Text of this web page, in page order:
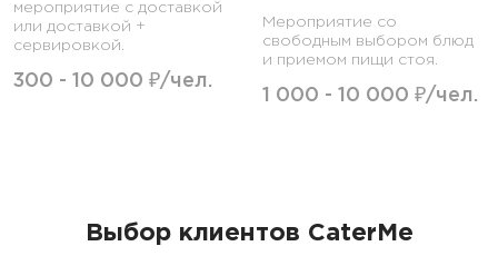
мероприятие с доставкой
или доставкой +
сервировкой.
300 - 10 000 ₽/чел.
Мероприятие со
свободным выбором блюд
и приемом пищи стоя.
1 000 - 10 000 ₽/чел.
Выбор клиентов CaterMe